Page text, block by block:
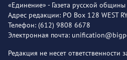
«Единение» - Газета русской
Адрес редакции: PO Box 128 WEST
Телефон: (612) 9808 6678
Электронная почта:
Редакция не несет ответственности